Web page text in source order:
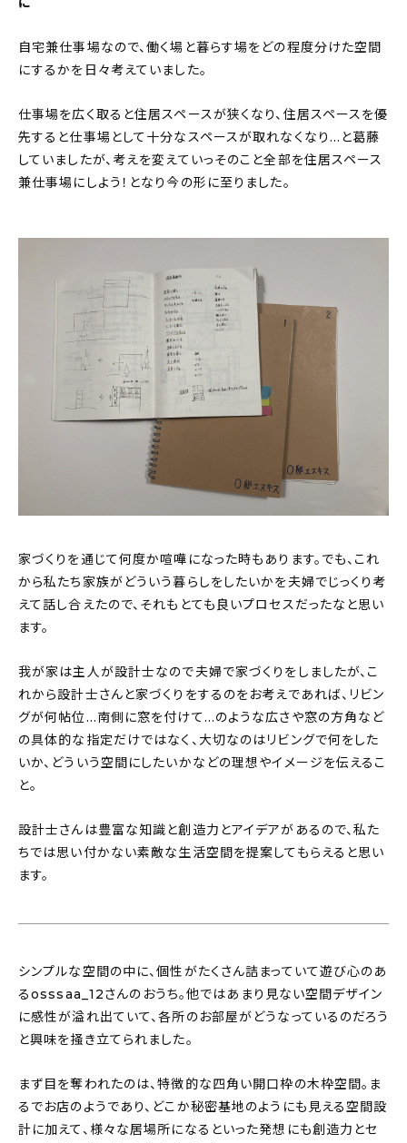
自宅兼仕事場なので、働く場と暮らす場をどの程度分けた空間
にするかを日々考えていました。
仕事場を広く取ると住居スペースが狭くなり、住居スペースを優
先すると仕事場として十分なスペースが取れなくなり…と葛藤
していましたが、考えを変えていっそのこと全部を住居スペース
兼仕事場にしよう！となり今の形に至りました。
家づくりを通じて何度か喧嘩になった時もあります。でも、これ
から私たち家族がどういう暮らしをしたいかを夫婦でじっくり考
えて話し合えたので、それもとても良いプロセスだったなと思い
ます。
我が家は主人が設計士なので夫婦で家づくりをしましたが、こ
れから設計士さんと家づくりをするのをお考えであれば、リビン
グが何帖位…南側に窓を付けて…のような広さや窓の方角など
の具体的な指定だけではなく、大切なのはリビングで何をした
いか、どういう空間にしたいかなどの理想やイメージを伝えるこ
と。
設計士さんは豊富な知識と創造力とアイデアがあるので、私た
ちでは思い付かない素敵な生活空間を提案してもらえると思い
ます。
シンプルな空間の中に、個性がたくさん詰まっていて遊び心のあ
るosssaa_12さんのおうち。他ではあまり見ない空間デザイン
に感性が溢れ出ていて、各所のお部屋がどうなっているのだろう
と興味を掻き立てられました。
まず目を奪われたのは、特徴的な四角い開口枠の木枠空間。ま
るでお店のようであり、どこか秘密基地のようにも見える空間設
計に加えて、様々な居場所になるといった発想にも創造力とセ